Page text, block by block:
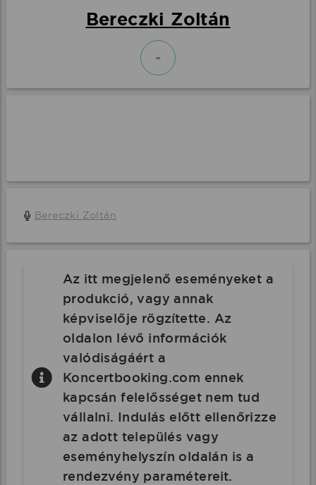
Bereczki Zoltán
-
Bereczki Zoltán
Az itt megjelenő eseményeket a
produkció, vagy annak
képviselője rögzítette. Az
oldalon lévő információk
valódiságáért a
Koncertbooking.com ennek
kapcsán felelősséget nem tud
vállalni. Indulás előtt ellenőrizze
az adott település vagy
eseményhelyszín oldalán is a
rendezvény paramétereit.